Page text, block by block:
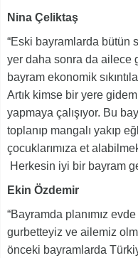
Nina Çeliktaş
“Eski bayramlarda bütün
yer daha sonra da ailece
bayram ekonomik
Artık kimse bir yere
yapmaya çalışıyor. Bu
toplanıp mangalı yakıp
çocuklarımıza et
Herkesin iyi bir bayram
Ekin Özdemir
“Bayramda planımız
gurbetteyiz ve ailemiz
önceki bayramlarda